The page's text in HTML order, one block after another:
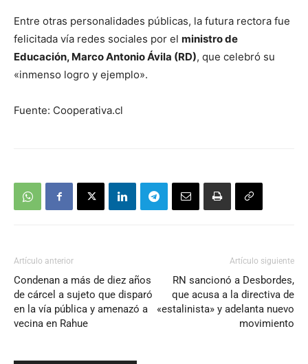
Entre otras personalidades públicas, la futura rectora fue
felicitada vía redes sociales por el ministro de
Educación, Marco Antonio Ávila (RD), que celebró su
«inmenso logro y ejemplo».
Fuente: Cooperativa.cl
Artículo anterior
Condenan a más de diez años
de cárcel a sujeto que disparó
en la vía pública y amenazó a
vecina en Rahue
Artículo siguiente
RN sancionó a Desbordes,
que acusa a la directiva de
«estalinista» y adelanta nuevo
movimiento